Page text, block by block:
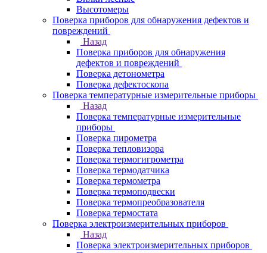
Высотомеры
Поверка приборов для обнаружения дефектов и
повреждений
Назад
Поверка приборов для обнаружения
дефектов и повреждений
Поверка детонометра
Поверка дефектоскопа
Поверка температурные измерительные приборы
Назад
Поверка температурные измерительные
приборы
Поверка пирометра
Поверка тепловизора
Поверка термогигрометра
Поверка термодатчика
Поверка термометра
Поверка термоподвески
Поверка термопреобразователя
Поверка термостата
Поверка электроизмерительных приборов
Назад
Поверка электроизмерительных приборов